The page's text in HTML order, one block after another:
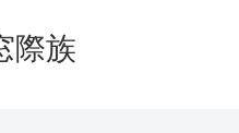
際族